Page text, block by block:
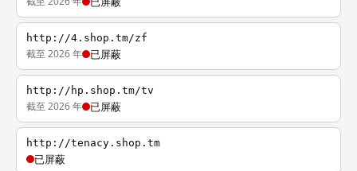
http://4.shop.tm/zf
截至 2026 年 已屏蔽
http://hp.shop.tm/tv
截至 2026 年 已屏蔽
http://tenacy.shop.tm
已屏蔽